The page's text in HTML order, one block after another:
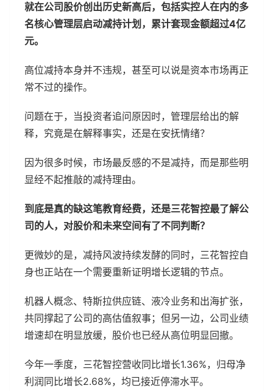
就在公司股价创出历史新高后，包括实控人在内的多
名核心管理层启动减持计划，累计套现金额超过4亿
元。
高位减持本身并不违规，甚至可以说是资本市场再正
常不过的操作。
问题在于，当投资者追问原因时，管理层给出的解
释，究竟是在解释事实，还是在安抚情绪？
因为很多时候，市场最反感的不是减持，而是那些明
显经不起推敲的减持理由。
到底是真的缺这笔教育经费，还是三花智控最了解公
司的人，对股价和未来空间有了不同判断？
更微妙的是，减持风波持续发酵的同时，三花智控自
身也正站在一个需要重新证明增长逻辑的节点。
机器人概念、特斯拉供应链、液冷业务和出海扩张，
共同撑起了公司的高估值叙事；但另一边，公司业绩
增速却在明显放缓，股价也已经从高位明显回撤。
今年一季度，三花智控营收同比增长1.36%，归母净
利润同比增长2.68%，均已接近停滞水平。